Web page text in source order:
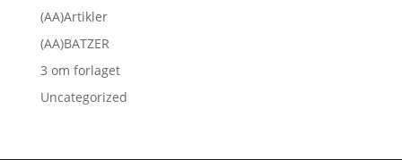
(AA)Artikler
(AA)BATZER
3 om forlaget
Uncategorized